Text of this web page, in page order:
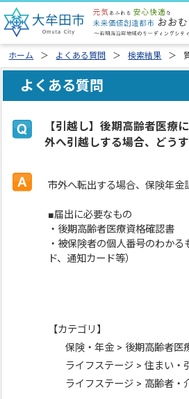
ホーム よくある質問 検索結果
よくある質問
【引越し】後期高齢者医療
外へ引越しする場合、どう
市外へ転出する場合、保険年金
■届出に必要なもの
・後期高齢者医療資格確認書
・被保険者の個人番号のわか
ド、通知カード等）
【カテゴリ】
保険・年金 > 後期高齢者医
ライフステージ > 住まい・
ライフステージ > 高齢者・